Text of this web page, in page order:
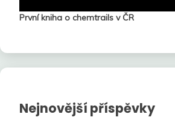
První kniha o chemtrails v ČR
Nejnovější příspěvky